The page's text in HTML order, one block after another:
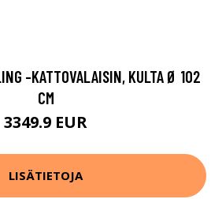
-KATTOVALAISIN, KULTA Ø 102
CM
3349.9 EUR
LISÄTIETOJA